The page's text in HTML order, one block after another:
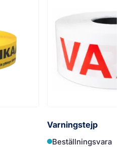
Varningstejp
Beställningsvara